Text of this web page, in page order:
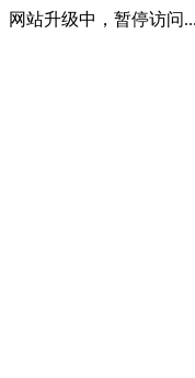
网站升级中，暂停访问